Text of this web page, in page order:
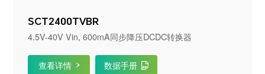
SCT2400TVBR
4.5V-40V Vin, 600mA同步降压DCDC转换器
查看详情 数据手册